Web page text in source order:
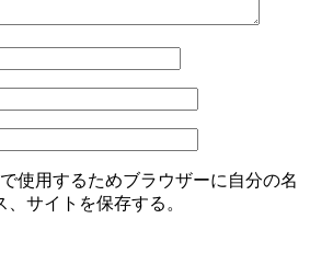
使用するためブラウザーに自分の名
サイトを保存する。